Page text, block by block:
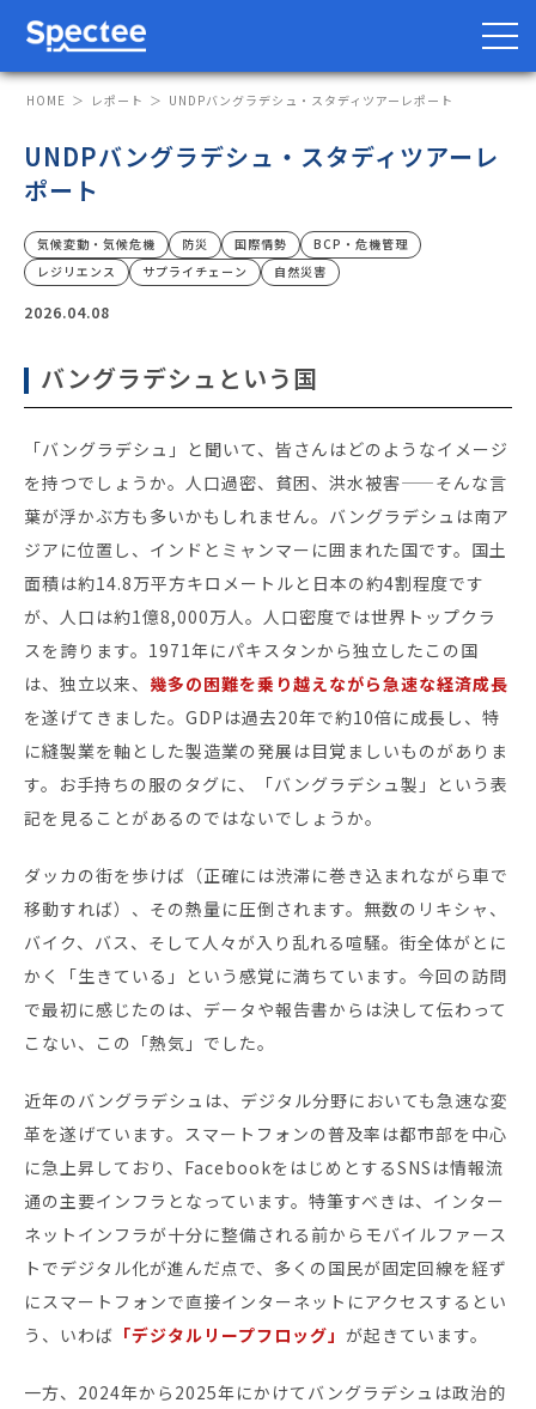
防災・BCP向け
サービス
Spectee Pro
導入事例
セミナー・イベント
企業情報
ニュース
ミッション
経営チーム
会社概要
パートナー
お問い合わせ
HOME レポート UNDPバングラデシュ・スタディツアーレポート
UNDPバングラデシュ・スタディツアーレ
ポート
気候変動・気候危機 防災 国際情勢
BCP・危機管理
レジリエンス
サプライチェーン 自然災害
2026.04.08
バングラデシュという国
「バングラデシュ」と聞いて、皆さんはどのようなイメージ
を持つでしょうか。人口過密、貧困、洪水被害——そんな言
葉が浮かぶ方も多いかもしれません。バングラデシュは南ア
ジアに位置し、インドとミャンマーに囲まれた国です。国土
面積は約14.8万平方キロメートルと日本の約4割程度です
が、人口は約1億8,000万人。人口密度では世界トップクラ
スを誇ります。1971年にパキスタンから独立したこの国
は、独立以来、 幾多の困難を乗り越えながら急速な経済成長
を遂げてきました。GDPは過去20年で約10倍に成長し、特
に縫製業を軸とした製造業の発展は目覚ましいものがありま
す。お手持ちの服のタグに、「バングラデシュ製」という表
記を見ることがあるのではないでしょうか。
ダッカの街を歩けば（正確には渋滞に巻き込まれながら車で
移動すれば）、その熱量に圧倒されます。無数のリキシャ、
バイク、バス、そして人々が入り乱れる喧騒。街全体がとに
かく「生きている」という感覚に満ちています。今回の訪問
で最初に感じたのは、データや報告書からは決して伝わって
こない、この「熱気」でした。
近年のバングラデシュは、デジタル分野においても急速な変
革を遂げています。スマートフォンの普及率は都市部を中心
に急上昇しており、FacebookをはじめとするSNSは情報流
通の主要インフラとなっています。特筆すべきは、インター
ネットインフラが十分に整備される前からモバイルファース
トでデジタル化が進んだ点で、多くの国民が固定回線を経ず
にスマートフォンで直接インターネットにアクセスするとい
う、いわば 「デジタルリープフロッグ」 が起きています。
一方、2024年から2025年にかけてバングラデシュは政治的